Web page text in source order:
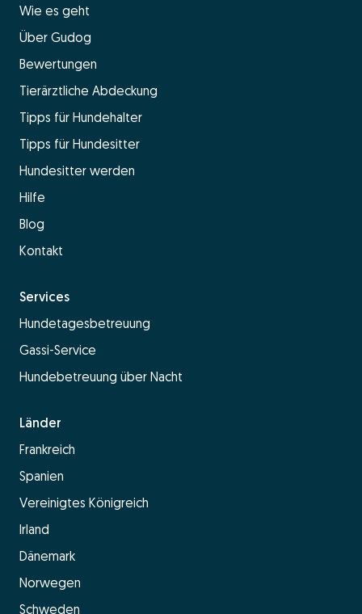
Wie es geht
Über Gudog
Bewertungen
Tierärztliche Abdeckung
Tipps für Hundehalter
Tipps für Hundesitter
Hundesitter werden
Hilfe
Blog
Kontakt
Services
Hundetagesbetreuung
Gassi-Service
Hundebetreuung über Nacht
Länder
Frankreich
Spanien
Vereinigtes Königreich
Irland
Dänemark
Norwegen
Schweden